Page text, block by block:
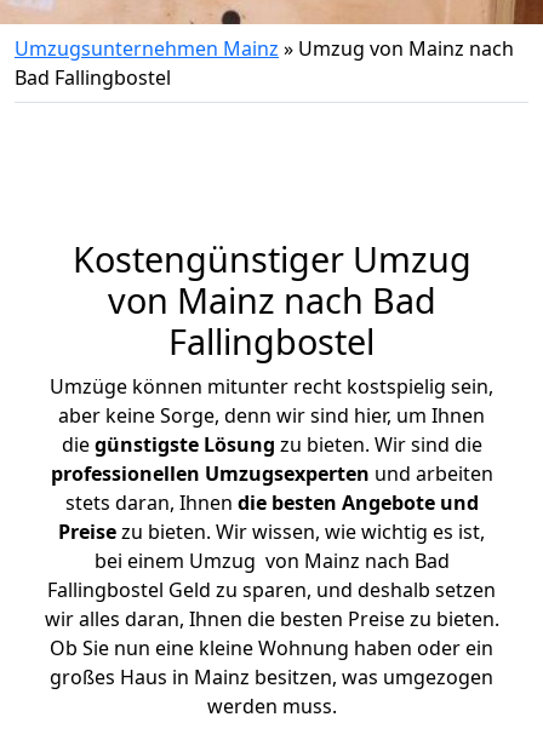
Umzugsunternehmen Mainz » Umzug von Mainz nach
Bad Fallingbostel
Kostengünstiger Umzug
von Mainz nach Bad
Fallingbostel
Umzüge können mitunter recht kostspielig sein,
aber keine Sorge, denn wir sind hier, um Ihnen
diegünstigste Lösung zu bieten. Wir sind die
professionellen Umzugsexperten und arbeiten
stets daran, Ihnen die besten Angebote und
Preisezu bieten. Wir wissen, wie wichtig es ist,
bei einem Umzug von Mainz nach Bad
Fallingbostel Geld zu sparen, und deshalb setzen
wir alles daran, Ihnen die besten Preise zu bieten.
Ob Sie nun eine kleine Wohnung haben oder ein
großes Haus in Mainz besitzen, was umgezogen
werden muss.